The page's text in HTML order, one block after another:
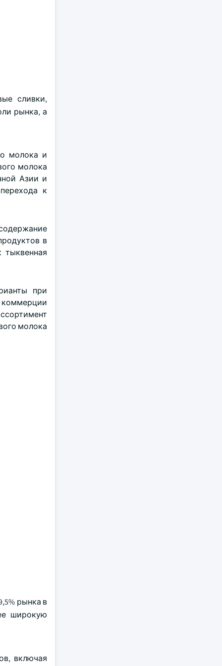
сливки,
рынка, а
молока и
молока
Азии и
к
в
тыквенная
при
коммерции
молока
рынка в
широкую
включая